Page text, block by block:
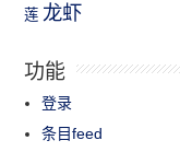
莲 龙虾
功能
登录
条目feed